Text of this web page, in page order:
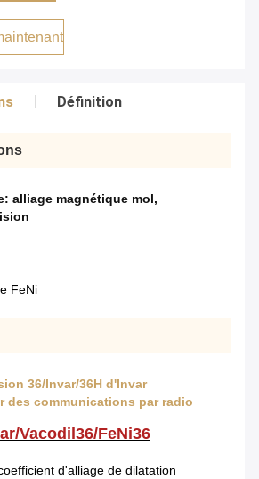
Définition
alliage magnétique mol,
FeNi
36/Invar/36H d'Invar
des communications par radio
Vacodil36/FeNi36
d'alliage de dilatation